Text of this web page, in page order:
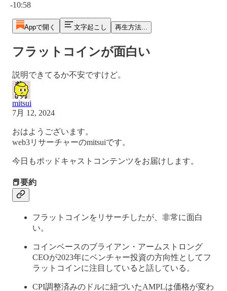
-10:58
Appで開く 文字起こし 再生方法...
フラットコインが面白い
説明できてるか不安ですけど。
mitsui
7月 12, 2024
おはようございます。
web3リサーチャーのmitsuiです。
今日もポッドキャストコンテンツをお届けします。
📕要約
フラットコインをリサーチしたが、非常に面白
い。
コインベースのブライアン・アームストロング
CEOが2023年にベンチャー投資の方向性としてフ
ラットコインに注目していると話している。
CPI調整済みのドルに紐づいたAMPLは価格が変わ